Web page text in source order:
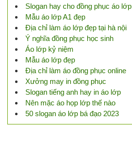
Slogan hay cho đồng phục áo lớp
Mẫu áo lớp A1 đẹp
Địa chỉ làm áo lớp đẹp tại hà nội
Ý nghĩa đồng phục học sinh
Áo lớp kỷ niệm
Mẫu áo lớp đẹp
Địa chỉ làm áo đồng phục online
Xưởng may in đồng phục
Slogan tiếng anh hay in áo lớp
Nên mặc áo họp lớp thế nào
50 slogan áo lớp bá đạo 2023